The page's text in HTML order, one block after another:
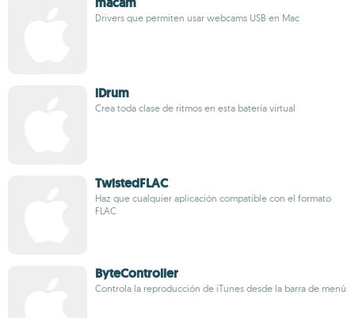
Drivers que permiten usar webcams USB en Mac
iDrum
Crea toda clase de ritmos en esta batería virtual
TwistedFLAC
Haz que cualquier aplicación compatible con el formato
FLAC
ByteController
Controla la reproducción de iTunes desde la barra de menú